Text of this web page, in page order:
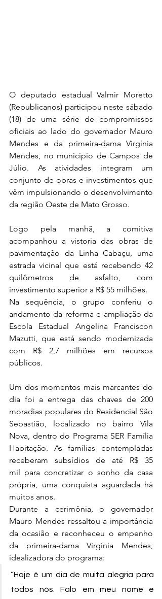
O deputado estadual Valmir Moretto
(Republicanos) participou neste sábado
(18) de uma série de compromissos
oficiais ao lado do governador Mauro
Mendes e da primeira-dama Virgínia
Mendes, no município de Campos de
Júlio. As atividades integram um
conjunto de obras e investimentos que
vêm impulsionando o desenvolvimento
da região Oeste de Mato Grosso.
Logo pela manhã, a comitiva
acompanhou a vistoria das obras de
pavimentação da Linha Cabaçu, uma
estrada vicinal que está recebendo 42
quilômetros de asfalto, com
investimento superior a R$ 55 milhões.
Na sequência, o grupo conferiu o
andamento da reforma e ampliação da
Escola Estadual Angelina Franciscon
Mazutti, que está sendo modernizada
com R$ 2,7 milhões em recursos
públicos.
Um dos momentos mais marcantes do
dia foi a entrega das chaves de 200
moradias populares do Residencial São
Sebastião, localizado no bairro Vila
Nova, dentro do Programa SER Família
Habitação. As famílias contempladas
receberam subsídios de até R$ 35
mil para concretizar o sonho da casa
própria, uma conquista aguardada há
muitos anos.
Durante a cerimônia, o governador
Mauro Mendes ressaltou a importância
da ocasião e reconheceu o empenho
da primeira-dama Virgínia Mendes,
idealizadora do programa:
“Hoje é um dia de muita alegria para
todos nós. Falo em meu nome e